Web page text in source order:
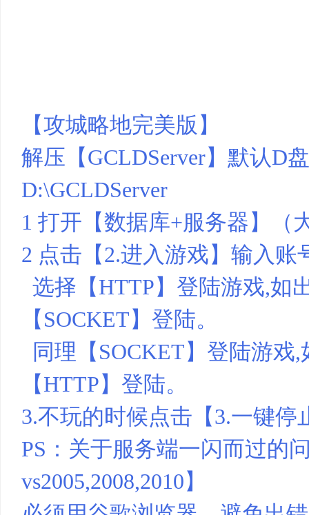
【攻城略地完美版】
解压【GCLDServer】默认D
D:\GCLDServer
1 打开【数据库+服务器】（
2 点击【2.进入游戏】输入
选择【HTTP】登陆游戏,如
【SOCKET】登陆。
同理【SOCKET】登陆游戏
【HTTP】登陆。
3.不玩的时候点击【3.一键停
PS：关于服务端一闪而过的
vs2005,2008,2010】